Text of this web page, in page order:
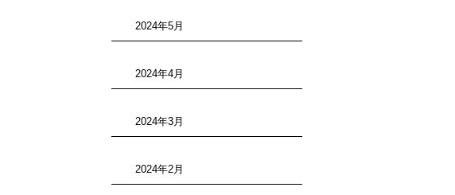
2024年5月
2024年4月
2024年3月
2024年2月